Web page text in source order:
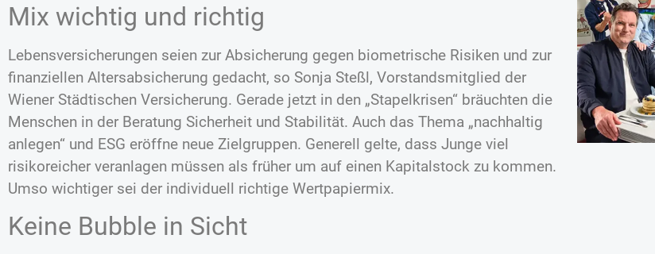
Mix wichtig und richtig
Lebensversicherungen seien zur Absicherung gegen biometrische Risiken und zur
finanziellen Altersabsicherung gedacht, so Sonja Steßl, Vorstandsmitglied der
Wiener Städtischen Versicherung. Gerade jetzt in den „Stapelkrisen“ bräuchten die
Menschen in der Beratung Sicherheit und Stabilität. Auch das Thema „nachhaltig
anlegen“ und ESG eröffne neue Zielgruppen. Generell gelte, dass Junge viel
risikoreicher veranlagen müssen als früher um auf einen Kapitalstock zu kommen.
Umso wichtiger sei der individuell richtige Wertpapiermix.
Keine Bubble in Sicht